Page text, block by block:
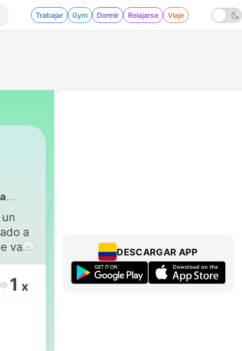
Trabajar Gym Dormir Relajarse Viaje
a
va
a las
y
1 x
DESCARGAR APP